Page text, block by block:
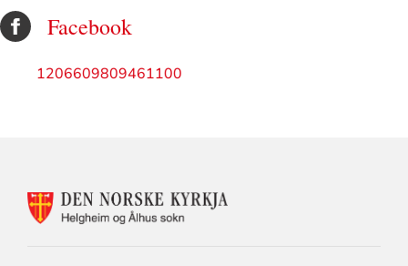
Facebook
1206609809461100
KONTAKTINFORMASJON